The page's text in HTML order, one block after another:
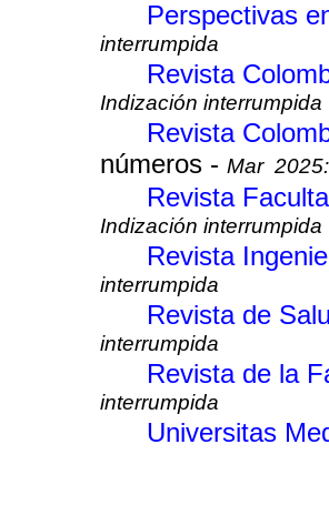
Perspectivas
interrumpida
Revista
Indización interrumpida
Revista
números - Mar
Revista
Indización interrumpida
Revista
interrumpida
Revista de
interrumpida
Revista de la
interrumpida
Universitas